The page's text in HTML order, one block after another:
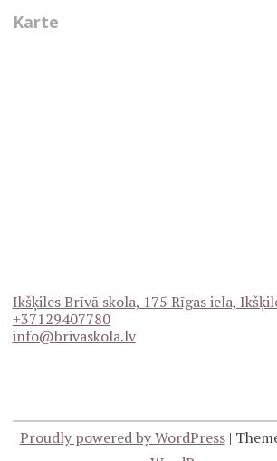
Karte
Ikšķiles Brīvā skola, 175 Rīgas iela,
+37129407780
info@brivaskola.lv
Proudly powered by WordPress |